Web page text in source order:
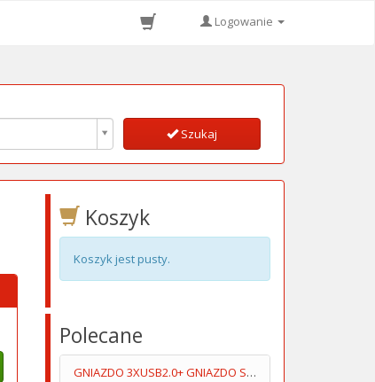
Logowanie
Szukaj
Koszyk
Koszyk jest pusty.
Polecane
GNIAZDO 3XUSB2.0+ GNIAZDO SŁUCHAWKI+MIKROFOPN 1.5M